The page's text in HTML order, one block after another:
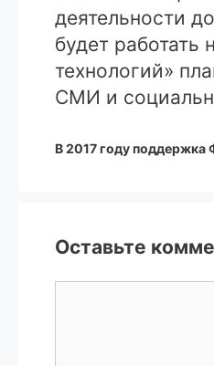
деятельности
будет
технологий»
СМИ и
В 2017 году поддержка
Оставьте